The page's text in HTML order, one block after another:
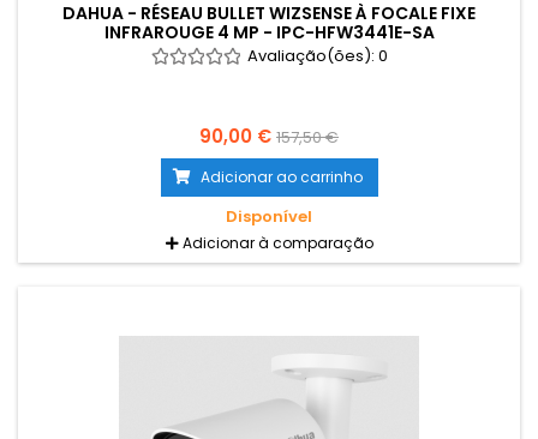
DAHUA - RÉSEAU BULLET WIZSENSE À FOCALE FIXE
INFRAROUGE 4 MP - IPC-HFW3441E-SA
Avaliação(ões): 0
90,00 € 157,50 €
Adicionar ao carrinho
Disponível
Adicionar à comparação